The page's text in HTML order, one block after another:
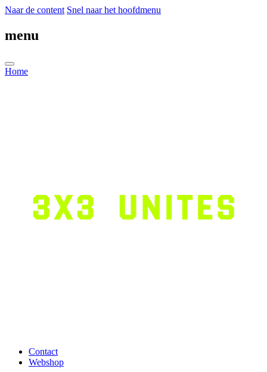
Naar de content Snel naar het hoofdmenu
menu
Home
Contact
Webshop